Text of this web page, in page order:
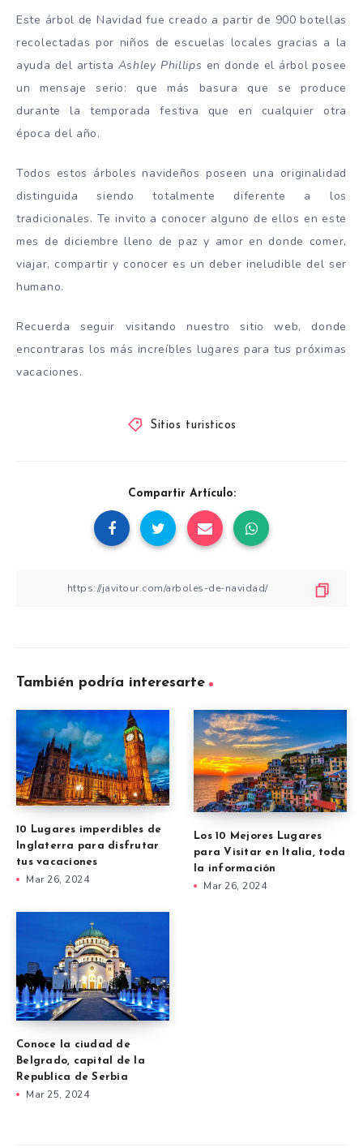
Este árbol de Navidad fue creado a partir de 900 botellas
recolectadas por niños de escuelas locales gracias a la
ayuda del artista Ashley Phillips en donde el árbol posee
un mensaje serio: que más basura que se produce
durante la temporada festiva que en cualquier otra
época del año.
Todos estos árboles navideños poseen una originalidad
distinguida siendo totalmente diferente a los
tradicionales. Te invito a conocer alguno de ellos en este
mes de diciembre lleno de paz y amor en donde comer,
viajar, compartir y conocer es un deber ineludible del ser
humano.
Recuerda seguir visitando nuestro sitio web, donde
encontraras los más increíbles lugares para tus próximas
vacaciones.
Sitios turisticos
Compartir Artículo:
También podría interesarte
10 Lugares imperdibles de
Inglaterra para disfrutar
tus vacaciones
Mar 26, 2024
Los 10 Mejores Lugares
para Visitar en Italia, toda
la información
Mar 26, 2024
Conoce la ciudad de
Belgrado, capital de la
Republica de Serbia
Mar 25, 2024